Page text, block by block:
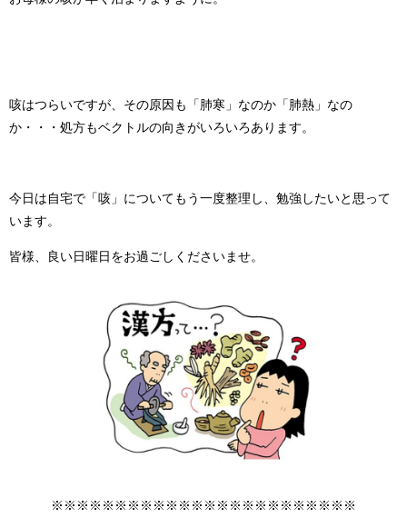
咳はつらいですが、その原因も「肺寒」なのか「肺熱」なの
か・・・処方もベクトルの向きがいろいろあります。
今日は自宅で「咳」についてもう一度整理し、勉強したいと思って
います。
皆様、良い日曜日をお過ごしくださいませ。
※※※※※※※※※※※※※※※※※※※※※※※※